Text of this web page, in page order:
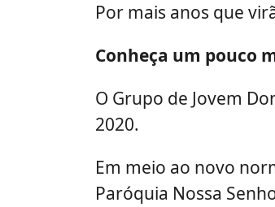
Por mais anos que
Conheça um pouco
O Grupo de Jovem
2020.
Em meio ao novo
Paróquia Nossa